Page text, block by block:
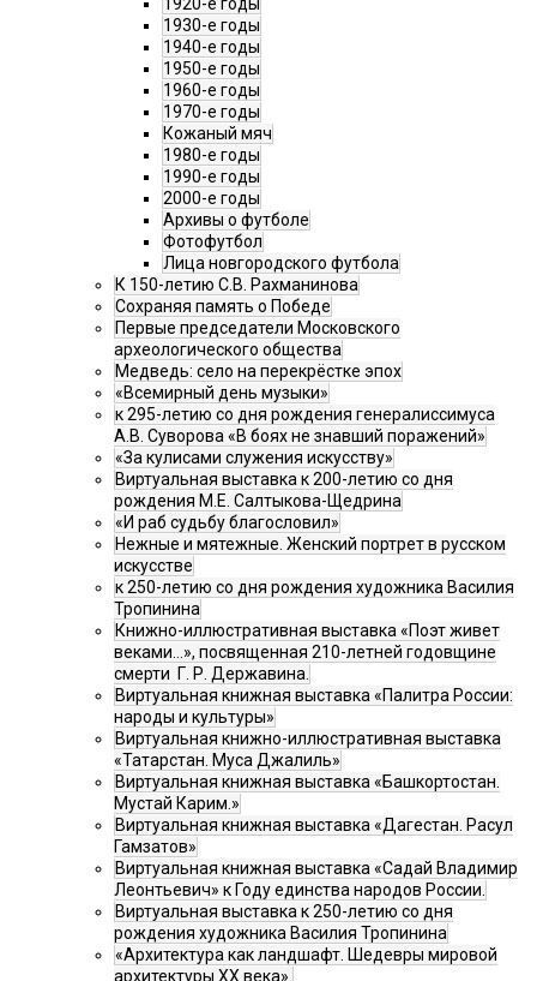
1920-е годы
1930-е годы
1940-е годы
1950-е годы
1960-е годы
1970-е годы
Кожаный мяч
1980-е годы
1990-е годы
2000-е годы
Архивы о футболе
Фотофутбол
Лица новгородского футбола
К 150-летию С.В. Рахманинова
Сохраняя память о Победе
Первые председатели Московского
археологического общества
Медведь: село на перекрёстке эпох
«Всемирный день музыки»
к 295-летию со дня рождения генералиссимуса
А.В. Суворова «В боях не знавший поражений»
«За кулисами служения искусству»
Виртуальная выставка к 200-летию со дня
рождения М.Е. Салтыкова-Щедрина
«И раб судьбу благословил»
Нежные и мятежные. Женский портрет в русском
искусстве
к 250-летию со дня рождения художника Василия
Тропинина
Книжно-иллюстративная выставка «Поэт живет
веками…», посвященная 210-летней годовщине
смерти Г. Р. Державина.
Виртуальная книжная выставка «Палитра России:
народы и культуры»
Виртуальная книжно-иллюстративная выставка
«Татарстан. Муса Джалиль»
Виртуальная книжная выставка «Башкортостан.
Мустай Карим.»
Виртуальная книжная выставка «Дагестан. Расул
Гамзатов»
Виртуальная книжная выставка «Садай Владимир
Леонтьевич» к Году единства народов России.
Виртуальная выставка к 250-летию со дня
рождения художника Василия Тропинина
«Архитектура как ландшафт. Шедевры мировой
архитектуры XX века».